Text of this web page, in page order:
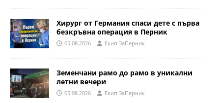
Хирург от Германия спаси дете с първа
безкръвна операция в Перник
05.08.2026 Eкип ЗаПерник
Земенчани рамо до рамо в уникални
летни вечери
05.08.2026 Eкип ЗаПерник